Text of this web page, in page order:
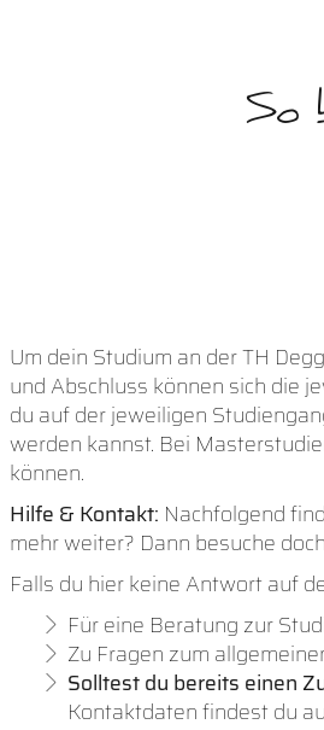
So
Um dein Studium an der TH
und Abschluss können sich die
du auf der jeweiligen
werden kannst. Bei
können.
Hilfe & Kontakt: Nachfolgend
mehr weiter? Dann besuche
Falls du hier keine Antwort auf
Für eine Beratung zur
Zu Fragen zum
Solltest du bereits einen
Kontaktdaten findest du